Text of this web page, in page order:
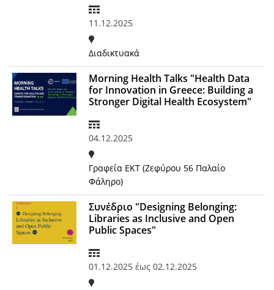
11.12.2025
Διαδικτυακά
Morning Health Talks "Health Data
for Innovation in Greece: Building a
Stronger Digital Health Ecosystem"
04.12.2025
Γραφεία ΕΚΤ (Ζεφύρου 56 Παλαίο
Φάληρο)
Συνέδριο "Designing Belonging:
Libraries as Inclusive and Open
Public Spaces"
01.12.2025 έως 02.12.2025